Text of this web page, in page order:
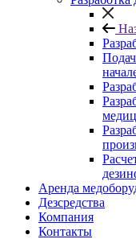
Аренда
Дезсредства
Компания
Контакты